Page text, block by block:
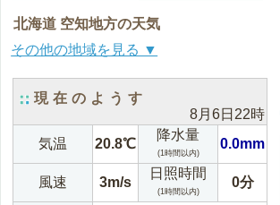
北海道 空知地方の天気
宗谷地方(稚内) 上川地方(旭
石狩地方(
後志地方(
北見地方(
現在のようす
8月6日22時
気温
20.8℃
降水量
(1時間以内)
0.0mm
風速 3m/s
日照時間
(1時間以内)
0分